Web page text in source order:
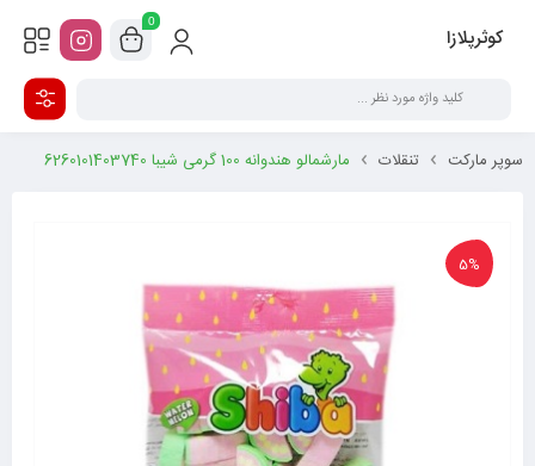
کوثرپلازا
0
سوپر مارکت تنقلات مارشمالو هندوانه 100 گرمی شیبا 6260101403740
5%